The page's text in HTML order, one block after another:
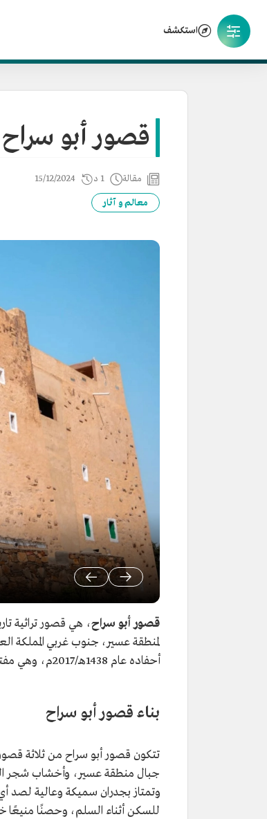
استكشف
قصور أبو سراح
مقالة 1 د 15/12/2024
معالم و آثار
قصور أبو سراح، هي قصور تراثية
أحفاده عام 1438هـ/2017م، وهي مفتوحة لاستقبال الزوار.
بناء قصور أبو سراح
جبال منطقة عسير، وأخشاب شجر
وتمتاز بجدران سميكة وعالية
للسكن أثناء السلم، وحصنًا منيعًا